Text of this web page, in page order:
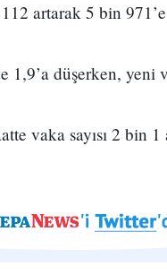
artarak 5 bin
1,9’a düşerken, yeni
vaka sayısı 2 bin